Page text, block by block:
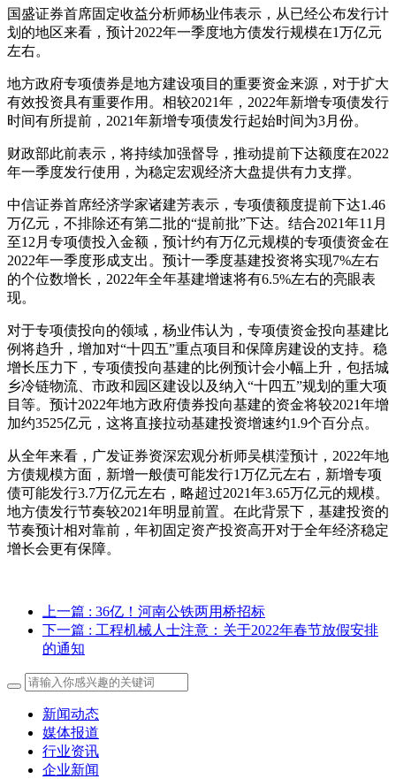
国盛证券首席固定收益分析师杨业伟表示，从已经公布发行计
划的地区来看，预计2022年一季度地方债发行规模在1万亿元
左右。
地方政府专项债券是地方建设项目的重要资金来源，对于扩大
有效投资具有重要作用。相较2021年，2022年新增专项债发行
时间有所提前，2021年新增专项债发行起始时间为3月份。
财政部此前表示，将持续加强督导，推动提前下达额度在2022
年一季度发行使用，为稳定宏观经济大盘提供有力支撑。
中信证券首席经济学家诸建芳表示，专项债额度提前下达1.46
万亿元，不排除还有第二批的“提前批”下达。结合2021年11月
至12月专项债投入金额，预计约有万亿元规模的专项债资金在
2022年一季度形成支出。预计一季度基建投资将实现7%左右
的个位数增长，2022年全年基建增速将有6.5%左右的亮眼表
现。
对于专项债投向的领域，杨业伟认为，专项债资金投向基建比
例将趋升，增加对“十四五”重点项目和保障房建设的支持。稳
增长压力下，专项债投向基建的比例预计会小幅上升，包括城
乡冷链物流、市政和园区建设以及纳入“十四五”规划的重大项
目等。预计2022年地方政府债券投向基建的资金将较2021年增
加约3525亿元，这将直接拉动基建投资增速约1.9个百分点。
从全年来看，广发证券资深宏观分析师吴棋滢预计，2022年地
方债规模方面，新增一般债可能发行1万亿元左右，新增专项
债可能发行3.7万亿元左右，略超过2021年3.65万亿元的规模。
地方债发行节奏较2021年明显前置。在此背景下，基建投资的
节奏预计相对靠前，年初固定资产投资高开对于全年经济稳定
增长会更有保障。
上一篇 : 36亿！河南公铁两用桥招标
下一篇 : 工程机械人士注意：关于2022年春节放假安排
的通知
新闻动态
媒体报道
行业资讯
企业新闻